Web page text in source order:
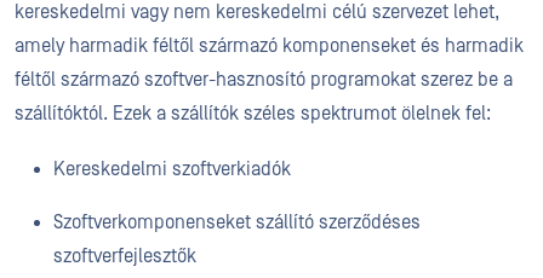
kereskedelmi vagy nem kereskedelmi célú szervezet lehet,
amely harmadik féltől származó komponenseket és harmadik
féltől származó szoftver-hasznosító programokat szerez be a
szállítóktól. Ezek a szállítók széles spektrumot ölelnek fel:
Kereskedelmi szoftverkiadók
Szoftverkomponenseket szállító szerződéses
szoftverfejlesztők